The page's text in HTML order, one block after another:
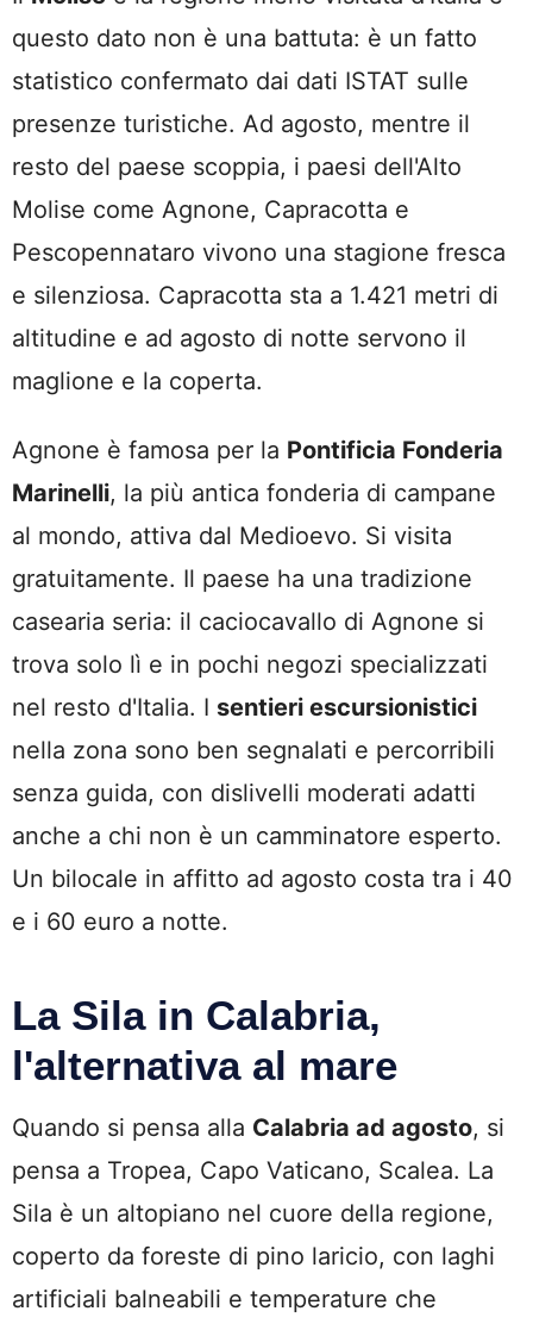
questo dato non è una battuta: è un fatto
statistico confermato dai dati ISTAT sulle
presenze turistiche. Ad agosto, mentre il
resto del paese scoppia, i paesi dell'Alto
Molise come Agnone, Capracotta e
Pescopennataro vivono una stagione fresca
e silenziosa. Capracotta sta a 1.421 metri di
altitudine e ad agosto di notte servono il
maglione e la coperta.
Agnone è famosa per la Pontificia Fonderia
Marinelli, la più antica fonderia di campane
al mondo, attiva dal Medioevo. Si visita
gratuitamente. Il paese ha una tradizione
casearia seria: il caciocavallo di Agnone si
trova solo lì e in pochi negozi specializzati
nel resto d'Italia. I sentieri escursionistici
nella zona sono ben segnalati e percorribili
senza guida, con dislivelli moderati adatti
anche a chi non è un camminatore esperto.
Un bilocale in affitto ad agosto costa tra i 40
e i 60 euro a notte.
La Sila in Calabria,
l'alternativa al mare
Quando si pensa alla Calabria ad agosto, si
pensa a Tropea, Capo Vaticano, Scalea. La
Sila è un altopiano nel cuore della regione,
coperto da foreste di pino laricio, con laghi
artificiali balneabili e temperature che